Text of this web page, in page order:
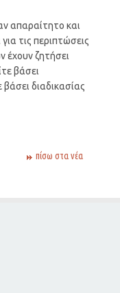
απαραίτητο και
τις περιπτώσεις
έχουν ζητήσει
βάσει
διαδικασίας
πίσω στα νέα